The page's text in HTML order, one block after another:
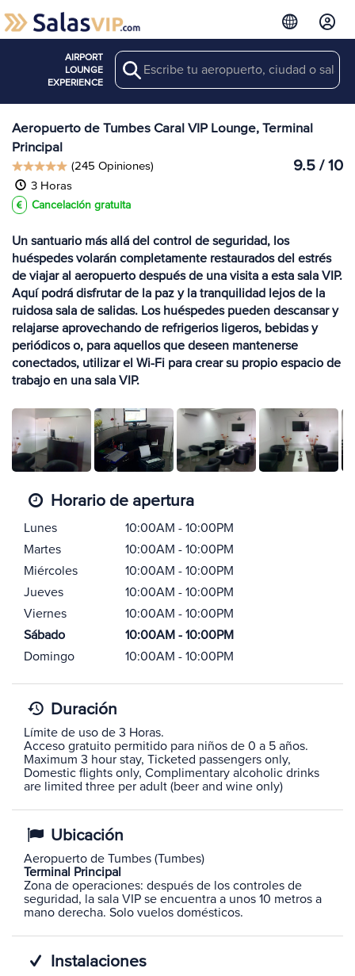
AIRPORT
LOUNGE
EXPERIENCE
Search Ver más
Salas en TBP
Aeropuerto de Tumbes Caral VIP Lounge, Terminal
Principal
9.5 / 10
(245 Opiniones)
3 Horas
Cancelación gratuita
Un santuario más allá del control de seguridad, los
huéspedes volarán completamente restaurados del estrés
de viajar al aeropuerto después de una visita a esta sala VIP.
Aquí podrá disfrutar de la paz y la tranquilidad lejos de la
ruidosa sala de salidas. Los huéspedes pueden descansar y
relajarse aprovechando de refrigerios ligeros, bebidas y
periódicos o, para aquellos que deseen mantenerse
conectados, utilizar el Wi-Fi para crear su propio espacio de
trabajo en una sala VIP.
Horario de apertura
Lunes
10:00AM - 10:00PM
Martes
10:00AM - 10:00PM
Miércoles
10:00AM - 10:00PM
Jueves
10:00AM - 10:00PM
Viernes
10:00AM - 10:00PM
Sábado
10:00AM - 10:00PM
Domingo
10:00AM - 10:00PM
Duración
Límite de uso de 3 Horas.
Acceso gratuito permitido para niños de 0 a 5 años.
Maximum 3 hour stay, Ticketed passengers only,
Domestic flights only, Complimentary alcoholic drinks
are limited three per adult (beer and wine only)
Ubicación
Aeropuerto de Tumbes (Tumbes)
Terminal Principal
Zona de operaciones: después de los controles de
seguridad, la sala VIP se encuentra a unos 10 metros a
mano derecha. Solo vuelos domésticos.
Instalaciones